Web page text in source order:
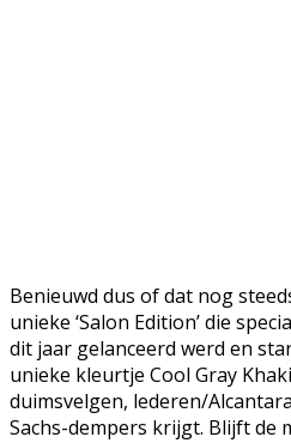
Benieuwd dus of dat nog
unieke ‘Salon Edition’ die
dit jaar gelanceerd werd en
unieke kleurtje Cool Gray
duimsvelgen, lederen/
Sachs-dempers krijgt. Blijft de